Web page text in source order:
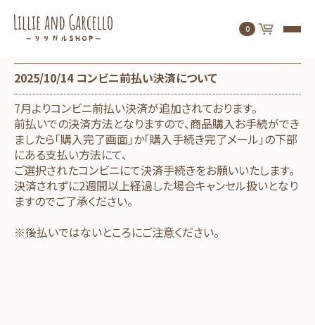
0
2025/10/14 コンビニ前払い決済について
7月よりコンビニ前払い決済が追加されております。
前払いでの決済方法となりますので、商品購入お手続ができ
ましたら「購入完了画面」か「購入手続き完了メール」の下部
にある支払い方法にて、
ご選択されたコンビニにて決済手続きをお願いいたします。
決済されずに2週間以上経過した場合キャンセル扱いとなり
ますのでご了承ください。
※後払いではないところにご注意ください。